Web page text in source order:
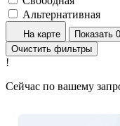
Альтернативная
На карте
Показать
Очистить фильтры
!
Сейчас по вашему